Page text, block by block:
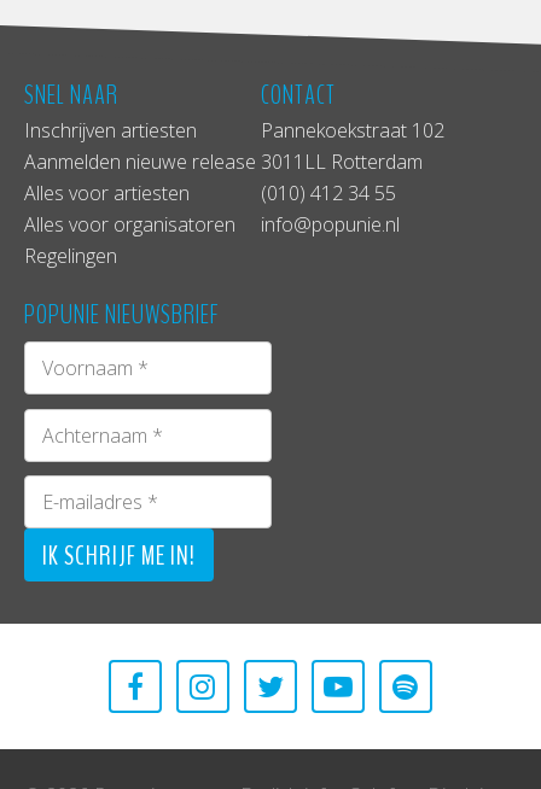
SNEL NAAR
Inschrijven artiesten
Aanmelden nieuwe release
Alles voor artiesten
Alles voor organisatoren
Regelingen
CONTACT
Pannekoekstraat 102
3011LL Rotterdam
(010) 412 34 55
info@popunie.nl
POPUNIE NIEUWSBRIEF